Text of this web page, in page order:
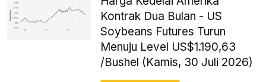
Kontrak Dua Bulan - US
Soybeans Futures Turun
Menuju Level US$1.190,63
/Bushel (Kamis, 30 Juli 2026)